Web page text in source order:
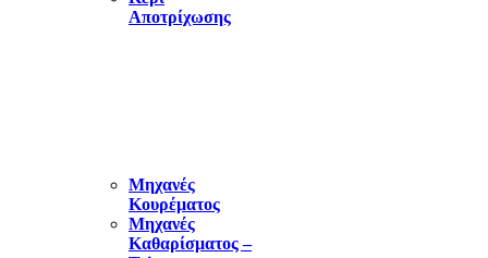
Αποτρίχωσης
Μηχανές
Κουρέματος
Μηχανές
Καθαρίσματος –